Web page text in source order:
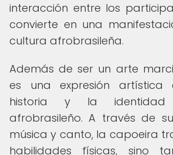
interacción entre los
convierte en una
cultura afrobrasileña.
Además de ser un arte
es una expresión artística
historia y la
afrobrasileño. A través de
música y canto, la capoeira
habilidades físicas, sino